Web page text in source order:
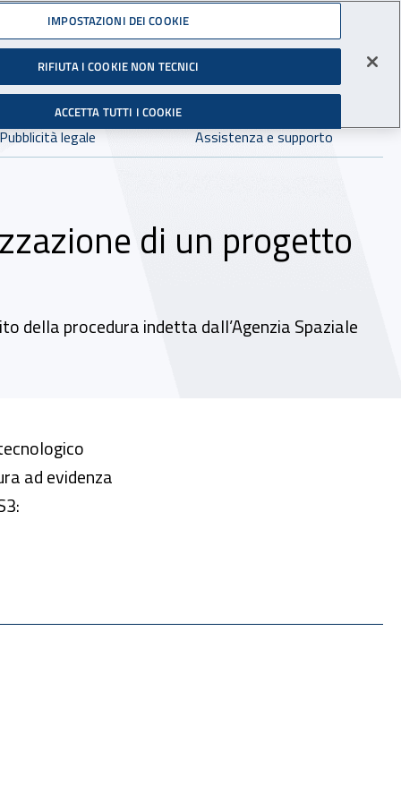
Infortuni sul Lavoro
Facebook - Sito esterno - Apertura in nuova finestra
X - Sito esterno - Apertura in nuova finestra
Instagram - Sito esterno - Apertura in
Linkedin - Sito esterno -
Youtube - Sito esterno -
Tiktok - SitoSpreaker -
Dove cercare:
in:tutto INAIL.it
Pubblicità legale Assistenza e supporto
di un progetto
della procedura indetta dall’Agenzia Spaziale
ad evidenza
IMPOSTAZIONI DEI COOKIE
RIFIUTA I COOKIE NON TECNICI
ACCETTA TUTTI I COOKIE